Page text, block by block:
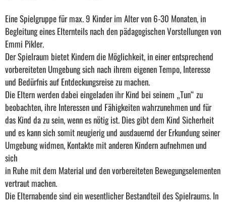
Eine Spielgruppe für max. 9 Kinder im Alter von 6-30 Monaten, in
Begleitung eines Elternteils nach den pädagogischen Vorstellungen von
Emmi Pikler.
Der Spielraum bietet Kindern die Möglichkeit, in einer entsprechend
vorbereiteten Umgebung sich nach ihrem eigenen Tempo, Interesse
und Bedürfnis auf Entdeckungsreise zu machen.
Die Eltern werden dabei eingeladen ihr Kind bei seinem „Tun“ zu
beobachten, ihre Interessen und Fähigkeiten wahrzunehmen und für
das Kind da zu sein, wenn es nötig ist. Dies gibt dem Kind Sicherheit
und es kann sich somit neugierig und ausdauernd der Erkundung seiner
Umgebung widmen, Kontakte mit anderen Kindern aufnehmen und
sich
in Ruhe mit dem Material und den vorbereiteten Bewegungselementen
vertraut machen.
Die Elternabende sind ein wesentlicher Bestandteil des Spielraums. In